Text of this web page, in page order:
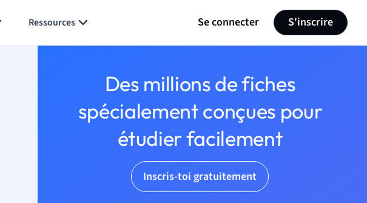
Ressources Se connecter S'inscrire
Des millions de fiches
spécialement conçues pour
étudier facilement
Inscris-toi gratuitement